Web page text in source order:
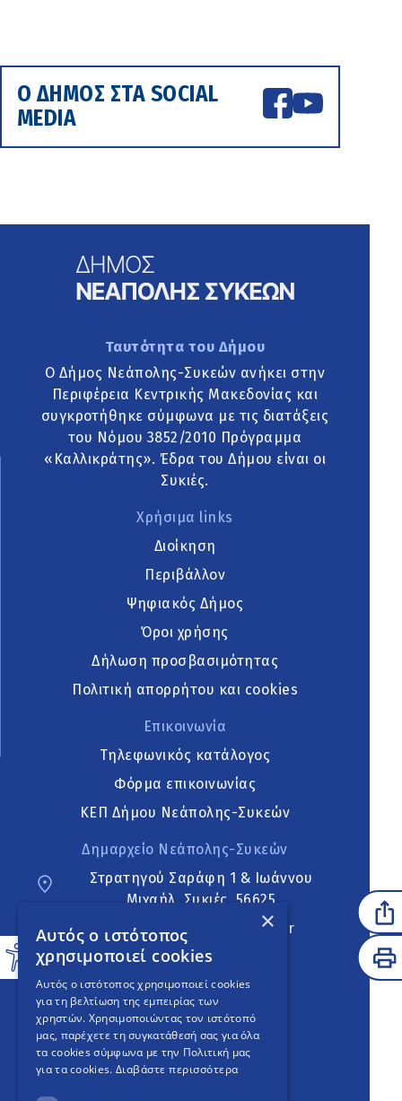
Ο ΔΗΜΟΣ ΣΤΑ SOCIAL
MEDIA
Ταυτότητα του Δήμου
Ο Δήμος Νεάπολης-Συκεών ανήκει στην
Περιφέρεια Κεντρικής Μακεδονίας και
συγκροτήθηκε σύμφωνα με τις διατάξεις
του Νόμου 3852/2010 Πρόγραμμα
«Καλλικράτης». Έδρα του Δήμου είναι οι
Συκιές.
Χρήσιμα links
Διοίκηση
Περιβάλλον
Ψηφιακός Δήμος
Όροι χρήσης
Δήλωση προσβασιμότητας
Πολιτική απορρήτου και cookies
Επικοινωνία
Τηλεφωνικός κατάλογος
Φόρμα επικοινωνίας
ΚΕΠ Δήμου Νεάπολης-Συκεών
Δημαρχείο Νεάπολης-Συκεών
Στρατηγού Σαράφη 1 & Ιωάννου
Μιχαήλ, Συκιές, 56625
neapoli.sykies@ddt.gov.gr
Ακολουθήστε
English Version
An project
×
Αυτός ο ιστότοπος
χρησιμοποιεί cookies
Αυτός ο ιστότοπος χρησιμοποιεί cookies
για τη βελτίωση της εμπειρίας των
χρηστών. Χρησιμοποιώντας τον ιστότοπό
μας, παρέχετε τη συγκατάθεσή σας για όλα
τα cookies σύμφωνα με την Πολιτική μας
για τα cookies. Διαβάστε περισσότερα